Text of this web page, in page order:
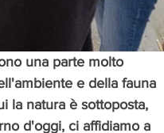
una parte molto
e della fauna
la natura è sottoposta,
d'oggi, ci affidiamo a